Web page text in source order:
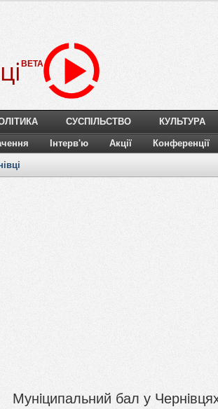
BETA
СУСПІЛЬСТВО КУЛЬТУРА
Інтерв'ю Акції Конференції
Мунiципальний бал у